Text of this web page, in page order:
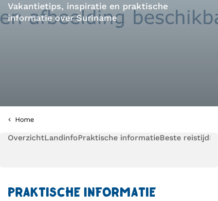
Vakantietips, inspiratie en praktische
informatie over Suriname
Home
OverzichtLandinfoPraktische informatieBeste reistijd
PRAKTISCHE INFORMATIE